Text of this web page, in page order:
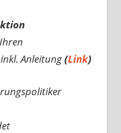
Anleitung(Link)